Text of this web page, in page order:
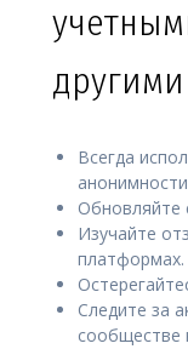
Всегда
Обновляйте
Изучайте
платформах.
Следите за
сообществе